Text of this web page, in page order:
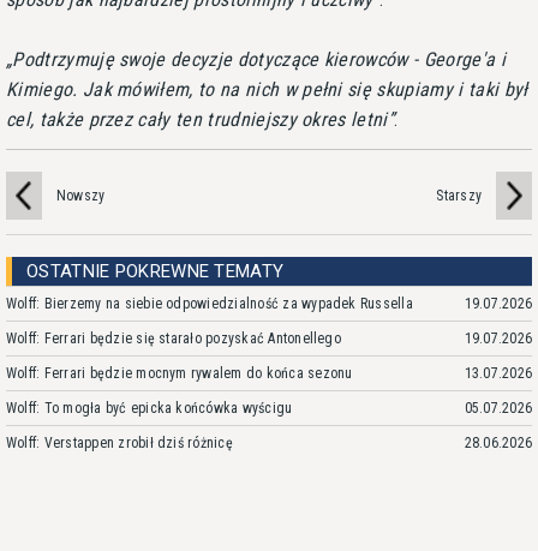
Podtrzymuję swoje decyzje dotyczące kierowców - George'a i
Kimiego. Jak mówiłem, to na nich w pełni się skupiamy i taki był
cel, także przez cały ten trudniejszy okres letni .
Nowszy Starszy
OSTATNIE POKREWNE TEMATY
Wolff: Bierzemy na siebie odpowiedzialność za wypadek Russella 19.07.2026
Wolff: Ferrari będzie się starało pozyskać Antonellego 19.07.2026
Wolff: Ferrari będzie mocnym rywalem do końca sezonu 13.07.2026
Wolff: To mogła być epicka końcówka wyścigu 05.07.2026
Wolff: Verstappen zrobił dziś różnicę 28.06.2026